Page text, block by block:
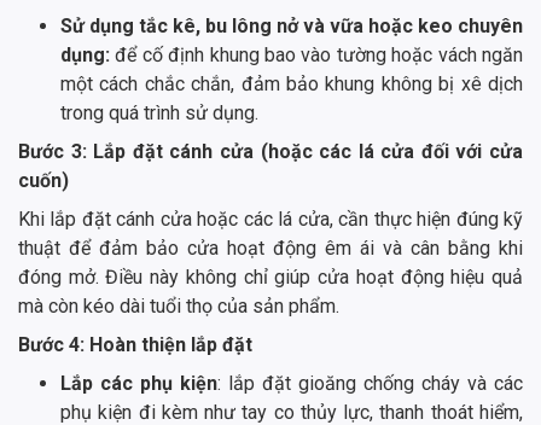
Sử dụng tắc kê, bu lông nở và vữa hoặc keo chuyên
dụng:để cố định khung bao vào tường hoặc vách ngăn
một cách chắc chắn, đảm bảo khung không bị xê dịch
trong quá trình sử dụng.
Bước 3: Lắp đặt cánh cửa (hoặc các lá cửa đối với cửa
cuốn)
Khi lắp đặt cánh cửa hoặc các lá cửa, cần thực hiện đúng kỹ
thuật để đảm bảo cửa hoạt động êm ái và cân bằng khi
đóng mở. Điều này không chỉ giúp cửa hoạt động hiệu quả
mà còn kéo dài tuổi thọ của sản phẩm.
Bước 4: Hoàn thiện lắp đặt
Lắp các phụ kiện: lắp đặt gioăng chống cháy và các
phụ kiện đi kèm như tay co thủy lực, thanh thoát hiểm,